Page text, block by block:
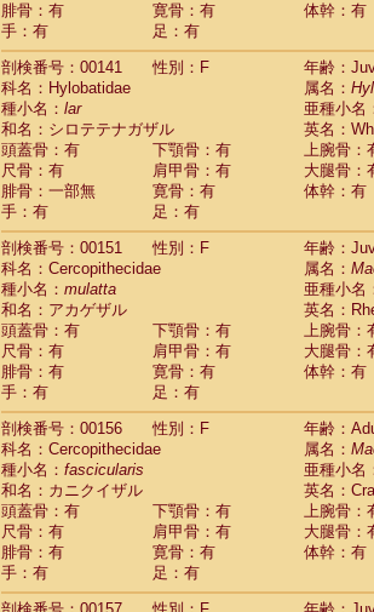
腓骨：有
寛骨：有
体幹：有
手：有
足：有
剖検番号：00141
性別：F
年齢：
科名：Hylobatidae
属名：
種小名： lar
亜種小名
和名：シロテテナガザル
英名：
頭蓋骨：有
下顎骨：有
上腕骨：
尺骨：有
肩甲骨：有
大腿骨：
腓骨：一部無
寛骨：有
体幹：有
手：有
足：有
剖検番号：00151
性別：F
年齢：
科名：Cercopithecidae
属名：
種小名： mulatta
亜種小名
和名：アカゲザル
英名：
頭蓋骨：有
下顎骨：有
上腕骨：
尺骨：有
肩甲骨：有
大腿骨：
腓骨：有
寛骨：有
体幹：有
手：有
足：有
剖検番号：00156
性別：F
年齢：
科名：Cercopithecidae
属名：
種小名： fascicularis
亜種小名
和名：カニクイザル
英名：
頭蓋骨：有
下顎骨：有
上腕骨：
尺骨：有
肩甲骨：有
大腿骨：
腓骨：有
寛骨：有
体幹：有
手：有
足：有